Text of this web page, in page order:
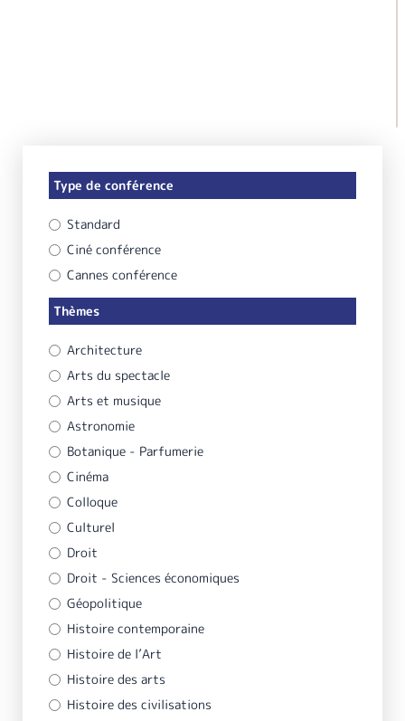
Type de conférence
Standard
Ciné conférence
Cannes conférence
Thèmes
Architecture
Arts du spectacle
Arts et musique
Astronomie
Botanique - Parfumerie
Cinéma
Colloque
Culturel
Droit
Droit - Sciences économiques
Géopolitique
Histoire contemporaine
Histoire de l’Art
Histoire des arts
Histoire des civilisations